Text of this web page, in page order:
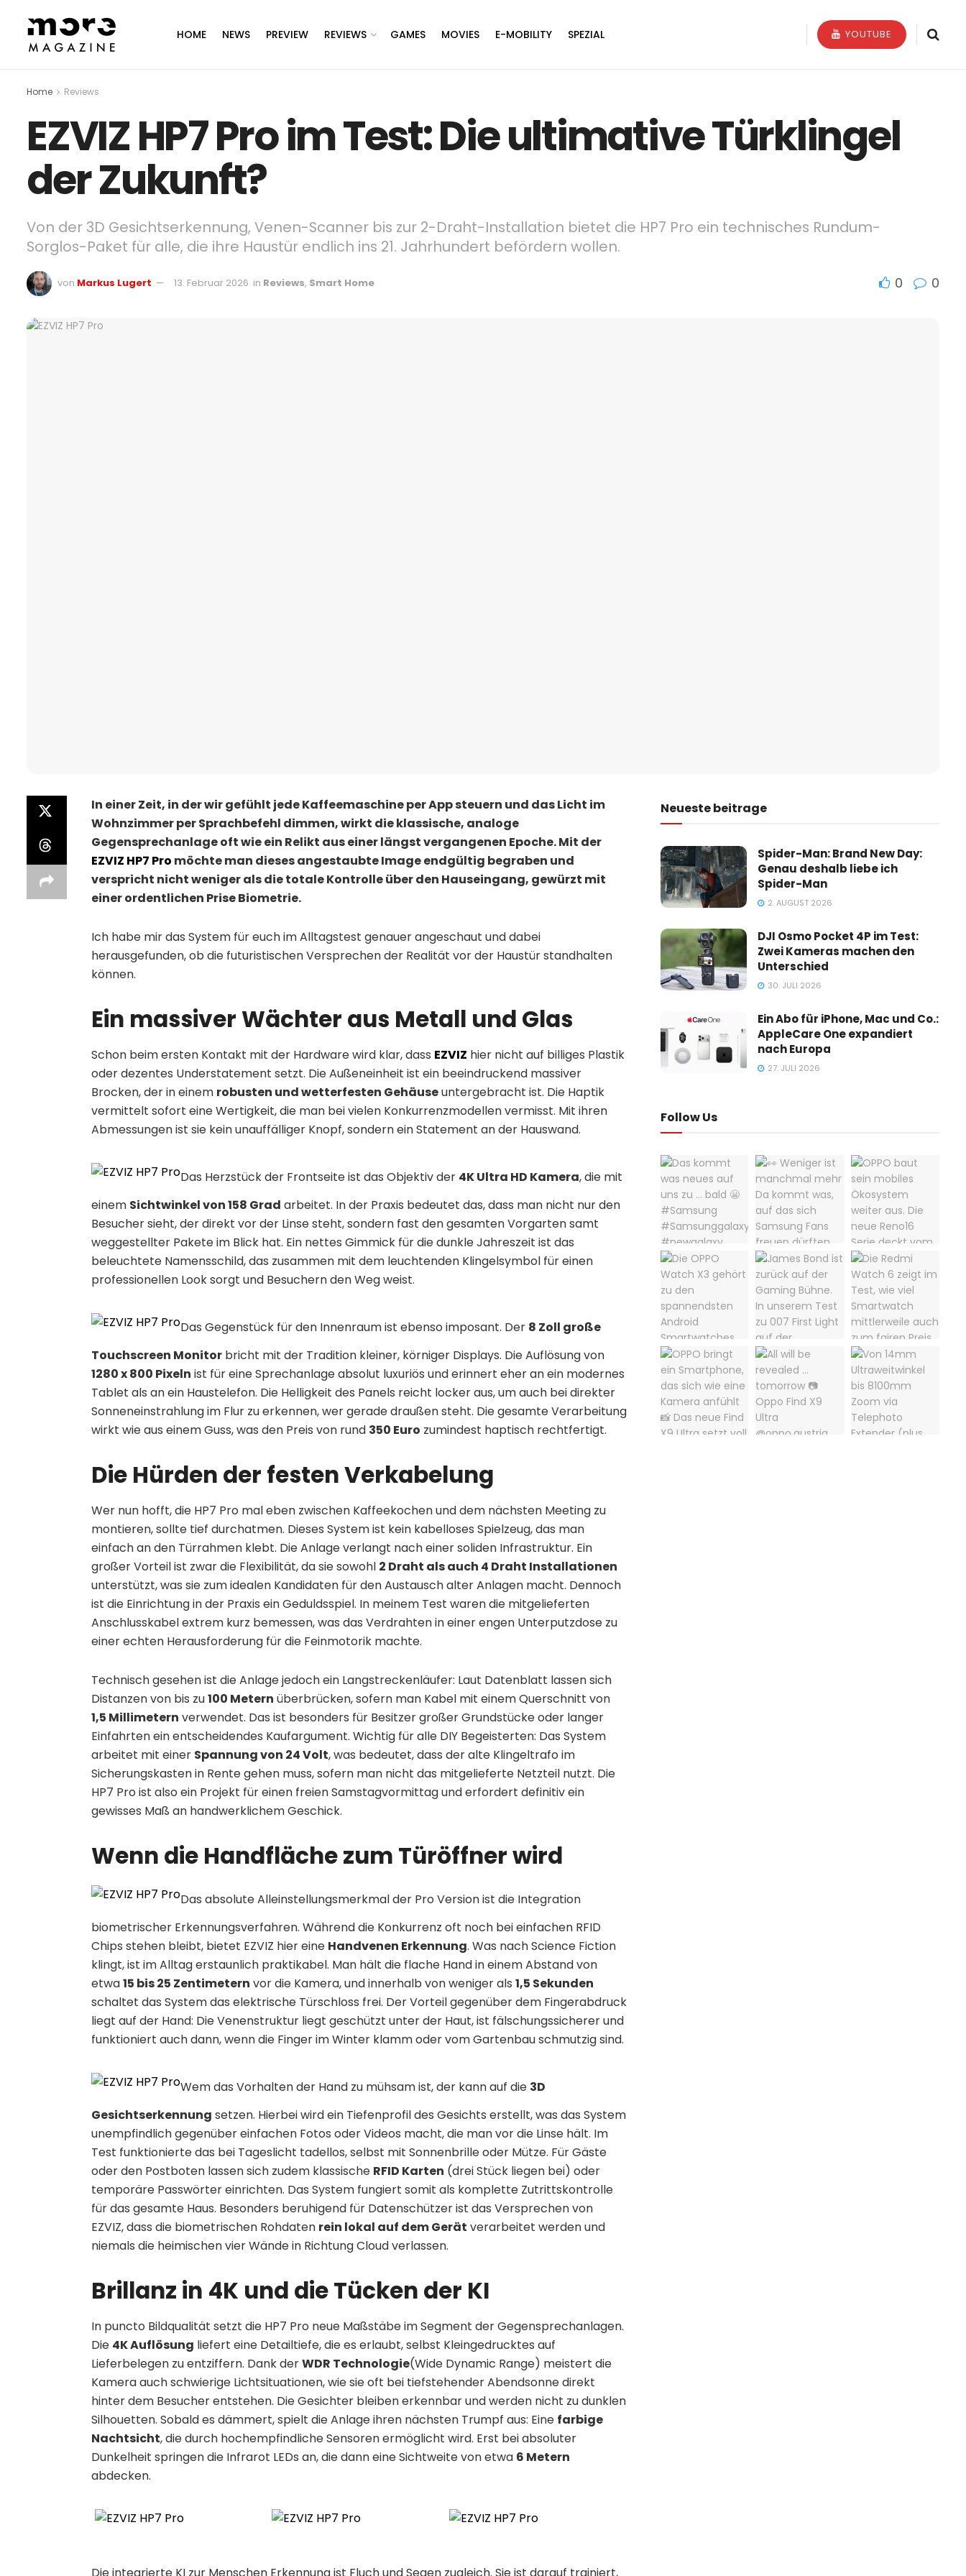
HOME NEWS PREVIEW REVIEWS GAMES MOVIES E-MOBILITY SPEZIAL YOUTUBE
Home Reviews
EZVIZ HP7 Pro im Test: Die ultimative Türklingel
der Zukunft?
Von der 3D Gesichtserkennung, Venen-Scanner bis zur 2-Draht-Installation bietet die HP7 Pro ein technisches Rundum-
Sorglos-Paket für alle, die ihre Haustür endlich ins 21. Jahrhundert befördern wollen.
von Markus Lugert 13. Februar 2026 in Reviews, Smart Home 0 0
In einer Zeit, in der wir gefühlt jede Kaffeemaschine per App steuern und das Licht im
Wohnzimmer per Sprachbefehl dimmen, wirkt die klassische, analoge
Gegensprechanlage oft wie ein Relikt aus einer längst vergangenen Epoche. Mit der
EZVIZ HP7 Pro möchte man dieses angestaubte Image endgültig begraben und
verspricht nicht weniger als die totale Kontrolle über den Hauseingang, gewürzt mit
einer ordentlichen Prise Biometrie.
Ich habe mir das System für euch im Alltagstest genauer angeschaut und dabei
herausgefunden, ob die futuristischen Versprechen der Realität vor der Haustür standhalten
können.
Ein massiver Wächter aus Metall und Glas
Schon beim ersten Kontakt mit der Hardware wird klar, dass EZVIZ hier nicht auf billiges Plastik
oder dezentes Understatement setzt. Die Außeneinheit ist ein beeindruckend massiver
Brocken, der in einem robusten und wetterfesten Gehäuseuntergebracht ist. Die Haptik
vermittelt sofort eine Wertigkeit, die man bei vielen Konkurrenzmodellen vermisst. Mit ihren
Abmessungen ist sie kein unauffälliger Knopf, sondern ein Statement an der Hauswand.
Das Herzstück der Frontseite ist das Objektiv der 4K Ultra HD Kamera, die mit
einem Sichtwinkel von 158 Grad arbeitet. In der Praxis bedeutet das, dass man nicht nur den
Besucher sieht, der direkt vor der Linse steht, sondern fast den gesamten Vorgarten samt
weggestellter Pakete im Blick hat. Ein nettes Gimmick für die dunkle Jahreszeit ist das
beleuchtete Namensschild, das zusammen mit dem leuchtenden Klingelsymbol für einen
professionellen Look sorgt und Besuchern den Weg weist.
Das Gegenstück für den Innenraum ist ebenso imposant. Der 8 Zoll große
Touchscreen Monitor bricht mit der Tradition kleiner, körniger Displays. Die Auflösung von
1280 x 800 Pixeln ist für eine Sprechanlage absolut luxuriös und erinnert eher an ein modernes
Tablet als an ein Haustelefon. Die Helligkeit des Panels reicht locker aus, um auch bei direkter
Sonneneinstrahlung im Flur zu erkennen, wer gerade draußen steht. Die gesamte Verarbeitung
wirkt wie aus einem Guss, was den Preis von rund 350 Euro zumindest haptisch rechtfertigt.
Die Hürden der festen Verkabelung
Wer nun hofft, die HP7 Pro mal eben zwischen Kaffeekochen und dem nächsten Meeting zu
montieren, sollte tief durchatmen. Dieses System ist kein kabelloses Spielzeug, das man
einfach an den Türrahmen klebt. Die Anlage verlangt nach einer soliden Infrastruktur. Ein
großer Vorteil ist zwar die Flexibilität, da sie sowohl 2 Draht als auch 4 Draht Installationen
unterstützt, was sie zum idealen Kandidaten für den Austausch alter Anlagen macht. Dennoch
ist die Einrichtung in der Praxis ein Geduldsspiel. In meinem Test waren die mitgelieferten
Anschlusskabel extrem kurz bemessen, was das Verdrahten in einer engen Unterputzdose zu
einer echten Herausforderung für die Feinmotorik machte.
Technisch gesehen ist die Anlage jedoch ein Langstreckenläufer: Laut Datenblatt lassen sich
Distanzen von bis zu100 Metern überbrücken, sofern man Kabel mit einem Querschnitt von
1,5 Millimetern verwendet. Das ist besonders für Besitzer großer Grundstücke oder langer
Einfahrten ein entscheidendes Kaufargument. Wichtig für alle DIY Begeisterten: Das System
arbeitet mit einer Spannung von 24 Volt, was bedeutet, dass der alte Klingeltrafo im
Sicherungskasten in Rente gehen muss, sofern man nicht das mitgelieferte Netzteil nutzt. Die
HP7 Pro ist also ein Projekt für einen freien Samstagvormittag und erfordert definitiv ein
gewisses Maß an handwerklichem Geschick.
Wenn die Handfläche zum Türöffner wird
Das absolute Alleinstellungsmerkmal der Pro Version ist die Integration
biometrischer Erkennungsverfahren. Während die Konkurrenz oft noch bei einfachen RFID
Chips stehen bleibt, bietet EZVIZ hier eine Handvenen Erkennung. Was nach Science Fiction
klingt, ist im Alltag erstaunlich praktikabel. Man hält die flache Hand in einem Abstand von
etwa15 bis 25 Zentimetern vor die Kamera, und innerhalb von weniger als 1,5 Sekunden
schaltet das System das elektrische Türschloss frei. Der Vorteil gegenüber dem Fingerabdruck
liegt auf der Hand: Die Venenstruktur liegt geschützt unter der Haut, ist fälschungssicherer und
funktioniert auch dann, wenn die Finger im Winter klamm oder vom Gartenbau schmutzig sind.
Wem das Vorhalten der Hand zu mühsam ist, der kann auf die 3D
Gesichtserkennung setzen. Hierbei wird ein Tiefenprofil des Gesichts erstellt, was das System
unempfindlich gegenüber einfachen Fotos oder Videos macht, die man vor die Linse hält. Im
Test funktionierte das bei Tageslicht tadellos, selbst mit Sonnenbrille oder Mütze. Für Gäste
oder den Postboten lassen sich zudem klassische RFID Karten (drei Stück liegen bei) oder
temporäre Passwörter einrichten. Das System fungiert somit als komplette Zutrittskontrolle
für das gesamte Haus. Besonders beruhigend für Datenschützer ist das Versprechen von
EZVIZ, dass die biometrischen Rohdaten rein lokal auf dem Gerät verarbeitet werden und
niemals die heimischen vier Wände in Richtung Cloud verlassen.
Brillanz in 4K und die Tücken der KI
In puncto Bildqualität setzt die HP7 Pro neue Maßstäbe im Segment der Gegensprechanlagen.
Die 4K Auflösung liefert eine Detailtiefe, die es erlaubt, selbst Kleingedrucktes auf
Lieferbelegen zu entziffern. Dank derWDR Technologie(Wide Dynamic Range) meistert die
Kamera auch schwierige Lichtsituationen, wie sie oft bei tiefstehender Abendsonne direkt
hinter dem Besucher entstehen. Die Gesichter bleiben erkennbar und werden nicht zu dunklen
Silhouetten. Sobald es dämmert, spielt die Anlage ihren nächsten Trumpf aus: Eine farbige
Nachtsicht, die durch hochempfindliche Sensoren ermöglicht wird. Erst bei absoluter
Dunkelheit springen die Infrarot LEDs an, die dann eine Sichtweite von etwa 6 Metern
abdecken.
Die integrierte KI zur Menschen Erkennung ist Fluch und Segen zugleich. Sie ist darauf trainiert,
Neueste beitrage
Spider-Man: Brand New Day:
Genau deshalb liebe ich
Spider-Man
2. AUGUST 2026
DJI Osmo Pocket 4P im Test:
Zwei Kameras machen den
Unterschied
30. JULI 2026
Ein Abo für iPhone, Mac und Co.:
AppleCare One expandiert
nach Europa
27. JULI 2026
Follow Us